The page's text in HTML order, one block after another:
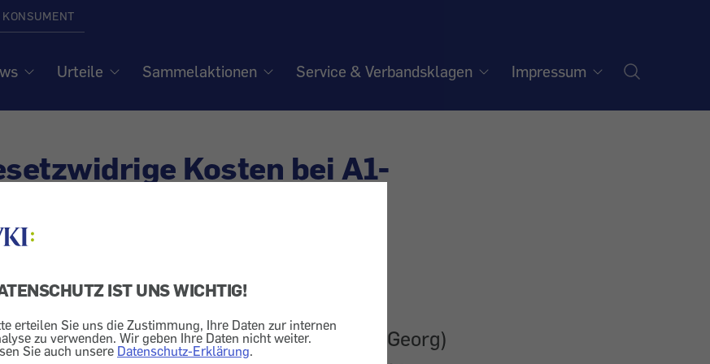
IST UNS WICHTIG!
erteilen Sie uns die Zustimmung, Ihre Daten zur internen
zu verwenden. Wir geben Ihre Daten nicht weiter.
Sie auch unsere Datenschutz-Erklärung.
KONSUMENT
Urteile Sammelaktionen Service & Verbandsklagen Impressum
Kosten bei A1-
dem VKI im Verfahren gegen A1 (Marke Georg)